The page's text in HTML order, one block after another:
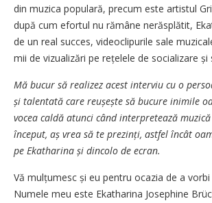
din muzica populară, precum este artistul
după cum efortul nu rămâne nerăsplătit,
de un real succes, videoclipurile sale
mii de vizualizări pe rețelele de socializare
Mă bucur să realizez acest interviu cu o
și talentată care reușește să bucure inimile
vocea caldă atunci când interpretează
început, aș vrea să te pre­zinți, astfel încât
pe Ekatharina și dincolo de ecran.
Vă mulțumesc și eu pentru ocazia de a
Numele meu este Ekatharina Josephine